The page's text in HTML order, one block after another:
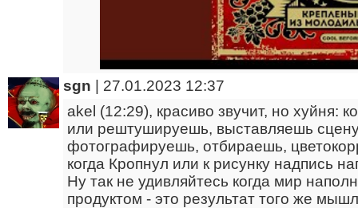
sgn
27.01.2023 12:37
akel (12:29), красиво звучит, но хуйня:
или рештушируешь, выставляешь
фотографируешь, отбираешь,
когда Кропнул или к рисунку надпись
Ну так не удивляйтесь когда мир
продуктом - это результат того же